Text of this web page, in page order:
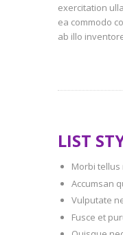
exercitation
ea commodo
ab illo
LIST
Morbi tellus
Accumsan
Vulputate
Fusce et